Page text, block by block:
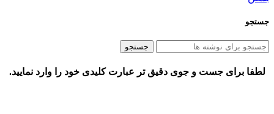
جستجو
جستجو
لطفا برای جست و جوی دقیق تر عبارت کلیدی خود را وارد نمایید.